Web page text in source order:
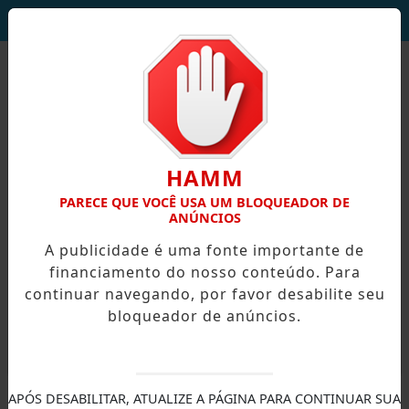
HAMM
PARECE QUE VOCÊ USA UM BLOQUEADOR DE
ANÚNCIOS
A publicidade é uma fonte importante de
financiamento do nosso conteúdo. Para
continuar navegando, por favor desabilite seu
bloqueador de anúncios.
APÓS DESABILITAR, ATUALIZE A PÁGINA PARA CONTINUAR SUA